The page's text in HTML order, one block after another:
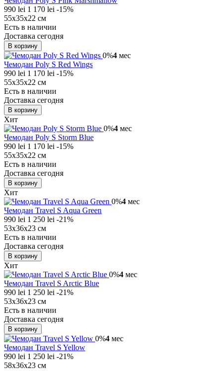
990 lei 1 170 lei -15%
55x35x22 см
Есть в наличии
Доставка сегодня
В корзину
0%4 мес
Чемодан Poly S Red Wings
990 lei 1 170 lei -15%
55x35x22 см
Есть в наличии
Доставка сегодня
В корзину
Хит
0%4 мес
Чемодан Poly S Storm Blue
990 lei 1 170 lei -15%
55x35x22 см
Есть в наличии
Доставка сегодня
В корзину
Хит
0%4 мес
Чемодан Travel S Aqua Green
990 lei 1 250 lei -21%
53x36x23 см
Есть в наличии
Доставка сегодня
В корзину
Хит
0%4 мес
Чемодан Travel S Arctic Blue
990 lei 1 250 lei -21%
53x36x23 см
Есть в наличии
Доставка сегодня
В корзину
0%4 мес
Чемодан Travel S Yellow
990 lei 1 250 lei -21%
58x36x23 см